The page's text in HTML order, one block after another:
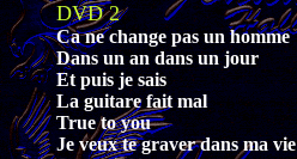
DVD 2
Ca ne change pas un homme
Dans un an dans un jour
Et puis je sais
La guitare fait mal
True to you
Je veux te graver dans ma vie